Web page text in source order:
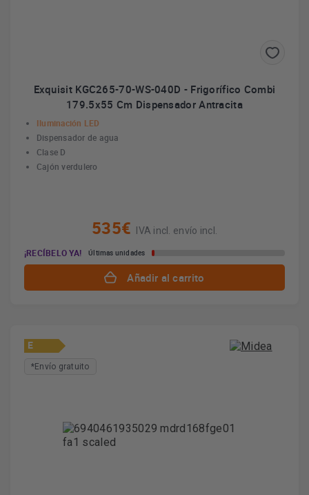
Exquisit KGC265-70-WS-040D - Frigorífico Combi
179.5x55 Cm Dispensador Antracita
Iluminación LED
Dispensador de agua
Clase D
Cajón verdulero
535€
IVA incl. envío incl.
¡RECÍBELO YA!
Últimas unidades
Añadir al carrito
E
*Envío gratuito